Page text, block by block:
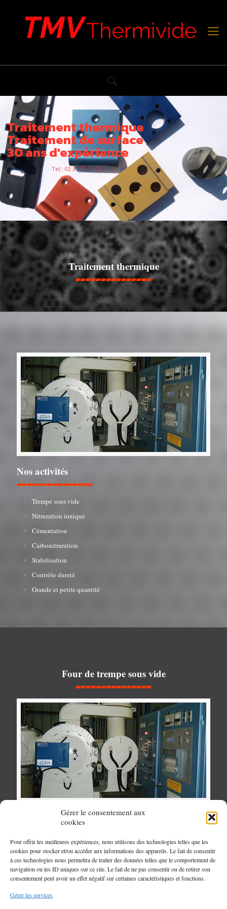
Gérer le consentement aux
cookies
Pour offrir les meilleures expériences, nous utilisons des technologies telles que les
cookies pour stocker et/ou accéder aux informations des appareils. Le fait de consentir
à ces technologies nous permettra de traiter des données telles que le comportement de
navigation ou les ID uniques sur ce site. Le fait de ne pas consentir ou de retirer son
consentement peut avoir un effet négatif sur certaines caractéristiques et fonctions.
Gérer les services
Traitement thermique
Traitement de surface
30 ans d'expérience
Tel : 02 31 75 13 03
Traitement thermique
Nos activités
Trempe sous vide
Nitruration ionique
Cémentation
Carbonitruration
Stabilisation
Contrôle dureté
Grande et petite quantité
Four de trempe sous vide